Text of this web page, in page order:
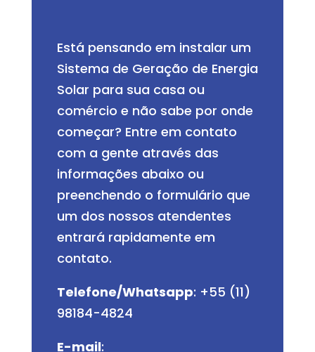
Está pensando em instalar um
Sistema de Geração de Energia
Solar para sua casa ou
comércio e não sabe por onde
começar? Entre em contato
com a gente através das
informações abaixo ou
preenchendo o formulário que
um dos nossos atendentes
entrará rapidamente em
contato.
Telefone/Whatsapp: +55 (11)
98184-4824
E-mail: